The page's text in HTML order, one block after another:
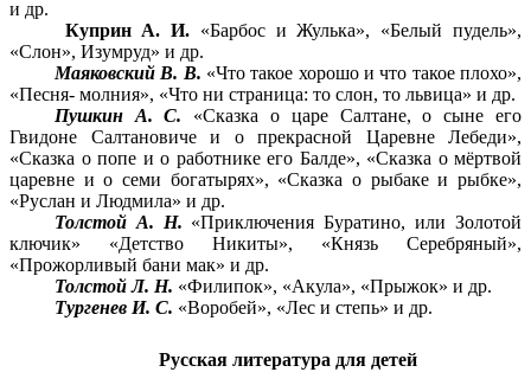
и др.
Куприн А. И. «Барбос и Жулька», «Белый пудель»,
«Слон», Изумруд» и др.
Маяковский В. В. «Что такое хорошо и что такое плохо»,
«Песня- молния», «Что ни страница: то слон, то львица» и др.
Пушкин А. С. «Сказка о царе Салтане, о сыне его
Гвидоне Салтановиче и о прекрасной Царевне Лебеди»,
«Сказка о попе и о работнике его Балде», «Сказка о мёртвой
царевне и о семи богатырях», «Сказка о рыбаке и рыбке»,
«Руслан и Людмила» и др.
Толстой А. Н. «Приключения Буратино, или Золотой
ключик» «Детство Никиты», «Князь Серебряный»,
«Прожорливый бани мак» и др.
Толстой Л. Н. «Филипок», «Акула», «Прыжок» и др.
Тургенев И. С. «Воробей», «Лес и степь» и др.
Русская литература для детей